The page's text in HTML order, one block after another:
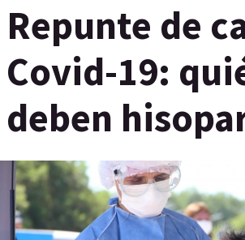
Repunte de
Covid-19:
deben